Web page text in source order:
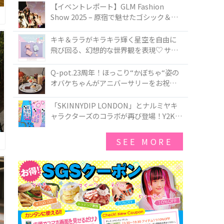
TOKYO
【イベントレポート】GLM Fashion
Show 2025 – 原宿で魅せたゴシック＆ロ
キキ＆ララがキラキラ輝く星空を自由に
飛び回る、幻想的な世界観を表現♡ サマ
50周年アニバーサリーイヤー』を記念し
たコレクションが登場
Q-pot.23周年！ほっこり“かぼちゃ“姿の
オバケちゃんがアニバーサリーをお祝い
ー」が新発売！Q-pot CAFE.では「かぼち
ゃのオバケーキプレート」も登場
「SKINNYDIP LONDON」とナルミヤキ
ャラクターズのコラボが再び登場！Y2Kム
SEE MORE